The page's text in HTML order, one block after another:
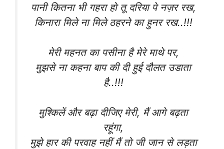
पानी कितना भी गहरा हो तू दरिया पे नज़र रख,
किनारा मिले ना मिले ठहरने का हुनर रख..!!!
मेरी महनत का पसीना है मेरे माथे पर,
मुझसे ना कहना बाप की दी हुई दौलत उडाता
है..!!!
मुश्किलें और बढ़ा दीजिए मेरी, मैं आगे बढ़ता
रहूंगा,
मुझे हार की परवाह नहीं मैं तो जी जान से लड़ता